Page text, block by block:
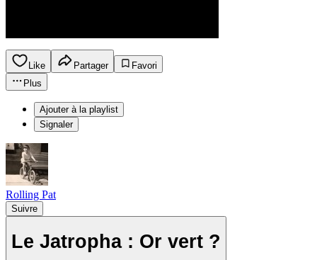
Like Partager
Favori
Plus
Ajouter à la playlist
Signaler
Rolling Pat
Suivre
Le Jatropha : Or vert ?